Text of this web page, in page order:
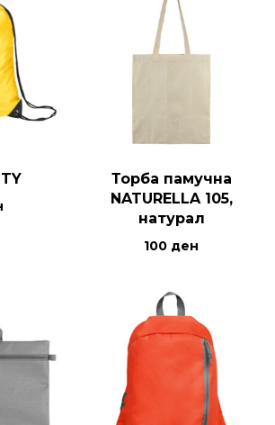
Торба памучна
NATURELLA 105,
натурал
100 ден